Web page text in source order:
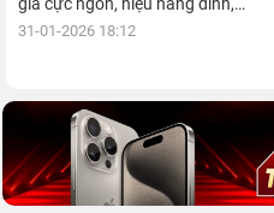
giá cực ngon, hiệu năng đỉnh,
kèm nhiều ưu đãi, mua ngay!
31-01-2026 18:12